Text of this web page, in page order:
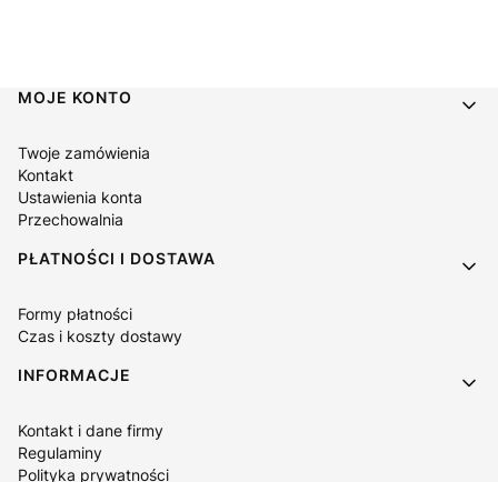
Linki w stopce
MOJE KONTO
Twoje zamówienia
Kontakt
Ustawienia konta
Przechowalnia
PŁATNOŚCI I DOSTAWA
Formy płatności
Czas i koszty dostawy
INFORMACJE
Kontakt i dane firmy
Regulaminy
Polityka prywatności